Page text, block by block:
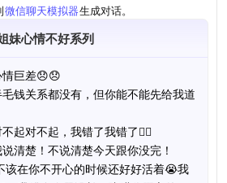
微信聊天模拟器生成对话。
妹心情不好系列